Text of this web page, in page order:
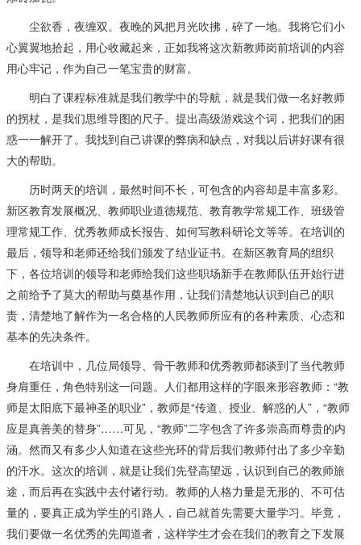
尘欲香，夜缠双。夜晚的风把月光吹拂，碎了一地。我将它们小
心翼翼地拾起，用心收藏起来，正如我将这次新教师岗前培训的内容
用心牢记，作为自己一笔宝贵的财富。
明白了课程标准就是我们教学中的导航，就是我们做一名好教师
的拐杖，是我们思维导图的尺子。提出高级游戏这个词，把我们的困
惑一一解开了。我找到自己讲课的弊病和缺点，对我以后讲好课有很
大的帮助。
历时两天的培训，最然时间不长，可包含的内容却是丰富多彩。
新区教育发展概况、教师职业道德规范、教育教学常规工作、班级管
理常规工作、优秀教师成长报告、如何写教科研论文等等。在培训的
最后，领导和老师还给我们颁发了结业证书。在新区教育局的组织
下，各位培训的领导和老师给我们这些职场新手在教师队伍开始行进
之前给予了莫大的帮助与奠基作用，让我们清楚地认识到自己的职
责，清楚地了解作为一名合格的人民教师所应有的各种素质、心态和
基本的先决条件。
在培训中，几位局领导、骨干教师和优秀教师都谈到了当代教师
身肩重任，角色特别这一问题。人们都用这样的字眼来形容教师：“教
师是太阳底下最神圣的职业”，教师是“传道、授业、解惑的人”，“教师
应是真善美的替身”……可见，“教师”二字包含了许多崇高而尊贵的内
涵。然而又有多少人知道在这些光环的背后我们教师付出了多少辛勤
的汗水。这次的培训，就是让我们先登高望远，认识到自己的教师旅
途，而后再在实践中去付诸行动。教师的人格力量是无形的、不可估
量的，要真正成为学生的引路人，自己就首先需要大量学习。毕竟，
我们要做一名优秀的先闻道者，这样学生才会在我们的教育之下发展